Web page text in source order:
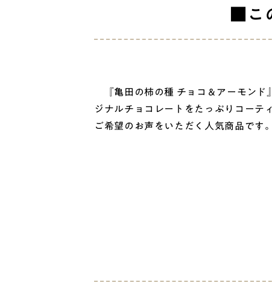
■こ
『亀田の柿の種 チョコ＆アーモンド
ジナルチョコレートをたっぷりコー
ご希望のお声をいただく人気商品です。